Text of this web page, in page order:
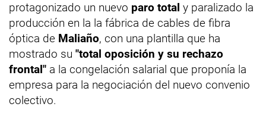
protagonizado un nuevo paro total y paralizado la
producción en la la fábrica de cables de fibra
óptica de Maliaño, con una plantilla que ha
mostrado su "total oposición y su rechazo
frontal" a la congelación salarial que proponía la
empresa para la negociación del nuevo convenio
colectivo.